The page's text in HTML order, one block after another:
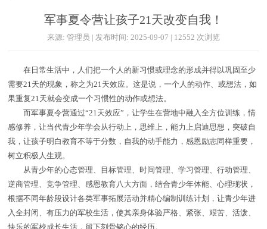
军事夏令营让孩子21天改变自我！
来源: 管理员 | 发布时间: 2025-09-07 | 12552 次浏览
在日常生活中，人们把一个人的新习惯或理念的形成并得以巩固至少
需要21天的现象，称之为21天效应。这是说，一个人的动作、或想法，如
果重复21天就会变成一个习惯性的动作或想法。
而军事夏令营通过“21天效应”，让学生在营地中融入全方位训练，情
感修养，让当代青少年学会从行动上，思维上，能力上启迪思想，突破自
我，让孩子明白教育不等于分数，自我的动手能力，感恩励志同样重要，
树立积极人生观。
从青少年的心态管理、目标管理、时间管理、学习管理、行动管理、
逆商管理、竞争管理、感恩教育八大方面，结合青少年体能、心理现状，
根据不同年龄段设计各类军事拓展活动并精心编制训练计划，让青少年进
入全封闭、有压力的军校生活，使其亲身体验严格、紧张、艰苦、活泼、
快乐的军校成长生活，留下刻骨铭心的经历。